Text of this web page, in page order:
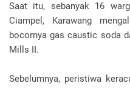
Saat itu, sebanyak 16
Ciampel, Karawang
bocornya gas caustic soda
Mills II.
Sebelumnya, peristiwa